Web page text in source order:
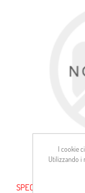
SPECCHIO
I cookie
Utilizzando i